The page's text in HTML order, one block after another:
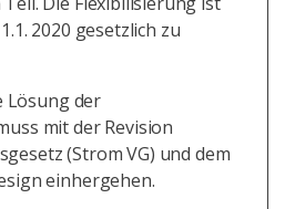
2020 gesetzlich zu
Lösung der
mit der Revision
(Strom VG) und dem
einhergehen.